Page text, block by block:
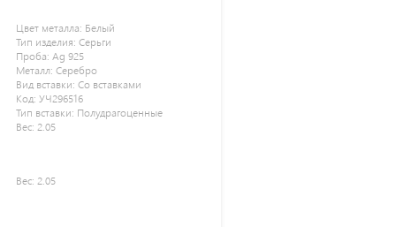
Цвет металла: Белый
Тип изделия: Серьги
Проба: Ag 925
Металл: Серебро
Вид вставки: Со вставками
Код: УЧ296516
Тип вставки: Полудрагоценные
Вес: 2.05
Вес: 2.05